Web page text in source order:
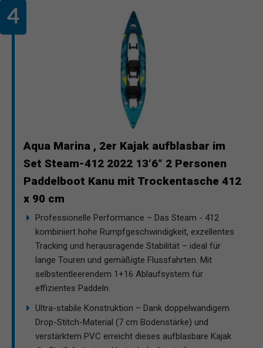
Aqua Marina , 2er Kajak aufblasbar im
Set Steam-412 2022 13‘6“ 2 Personen
Paddelboot Kanu mit Trockentasche 412
x 90 cm
Professionelle Performance – Das Steam - 412
kombiniert hohe Rumpfgeschwindigkeit, exzellentes
Tracking und herausragende Stabilität – ideal für
lange Touren und gemäßigte Flussfahrten. Mit
selbstentleerendem 1+16 Ablaufsystem für
effizientes Paddeln.
Ultra-stabile Konstruktion – Dank doppelwandigem
Drop-Stitch-Material (7 cm Bodenstärke) und
verstärktem PVC erreicht dieses aufblasbare Kajak